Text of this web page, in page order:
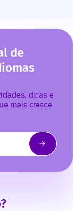
de
dicas e
mais cresce